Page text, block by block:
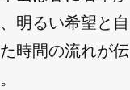
明るい希望と自
時間の流れが伝